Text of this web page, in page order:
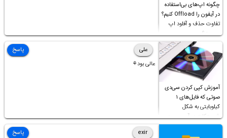
چگونه اپ‌های بی‌استفاده
در آیفون را Offload کنیم؟
تفاوت حذف و آفلود اپ
چیست؟
آموزش کپی کردن سی‌دی
صوتی که فایل‌های ۱
کیلوبایتی به شکل
شورت‌کات در آن موجود
است!
علی
عالی بود⚘
پاسخ
exir
پاسخ